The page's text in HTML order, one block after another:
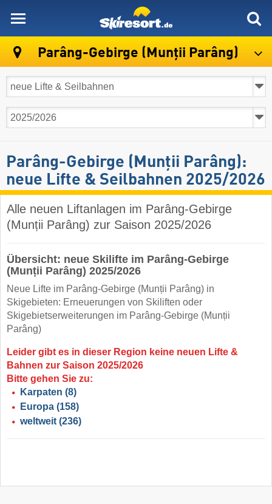
Parâng-Gebirge (Munții Parâng)
Parâng-Gebirge (Munții Parâng):
neue Lifte & Seilbahnen 2025/2026
Alle neuen Liftanlagen im Parâng-Gebirge
(Munții Parâng) zur Saison 2025/2026
Übersicht: neue Skilifte im Parâng-Gebirge
(Munții Parâng) 2025/2026
Neue Lifte im Parâng-Gebirge (Munții Parâng) in
Skigebieten: Erneuerungen von Skiliften oder
Skigebietserweiterungen im Parâng-Gebirge (Munții
Parâng)
Leider gibt es in dieser Region keine neuen Lifte &
Bahnen zur Saison 2025/2026
Bitte gehen Sie zu:
Karpaten (8)
Europa (158)
weltweit (236)